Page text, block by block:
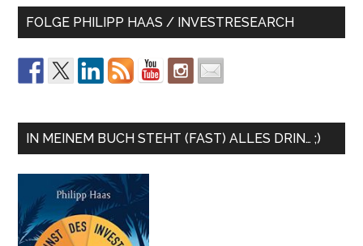
FOLGE PHILIPP HAAS / INVESTRESEARCH
IN MEINEM BUCH STEHT (FAST) ALLES DRIN… ;)